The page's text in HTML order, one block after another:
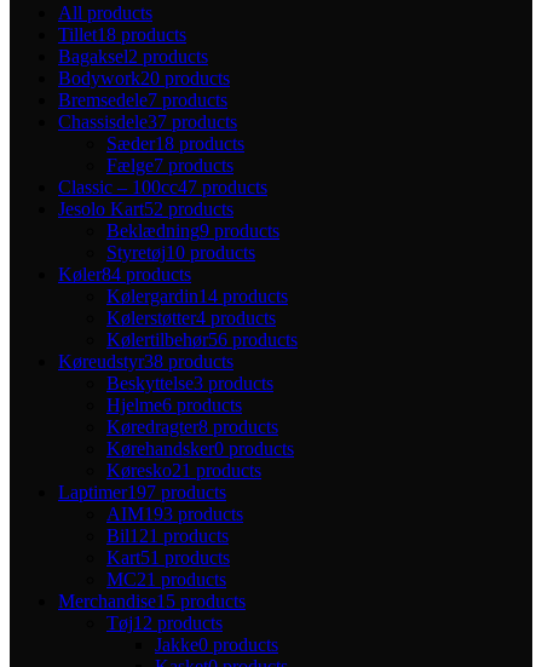
All products
Tillet18 products
Bagaksel2 products
Bodywork20 products
Bremsedele7 products
Chassisdele37 products
Sæder18 products
Fælge7 products
Classic – 100cc47 products
Jesolo Kart52 products
Beklædning9 products
Styretøj10 products
Køler84 products
Kølergardin14 products
Kølerstøtter4 products
Kølertilbehør56 products
Køreudstyr38 products
Beskyttelse3 products
Hjelme6 products
Køredragter8 products
Kørehandsker0 products
Køresko21 products
Laptimer197 products
AIM193 products
Bil121 products
Kart51 products
MC21 products
Merchandise15 products
Tøj12 products
Jakke0 products